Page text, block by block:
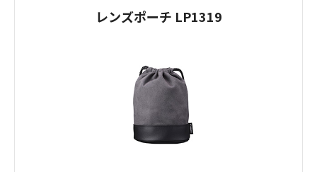
レンズポーチ LP1319